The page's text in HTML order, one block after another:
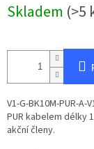
cena:
Skladem (>5
V1-G-BK10M-PUR-
PUR kabelem délky
akční členy.